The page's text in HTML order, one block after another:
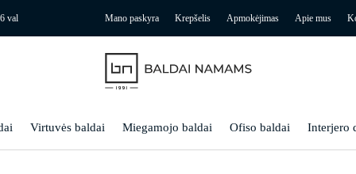
val Mano paskyra Krepšelis Apmokėjimas Apie mus
Virtuvės baldai Miegamojo baldai Ofiso baldai Interjero